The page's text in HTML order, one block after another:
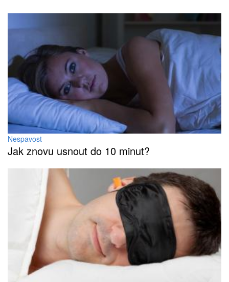
Nespavost
Jak znovu usnout do 10 minut?